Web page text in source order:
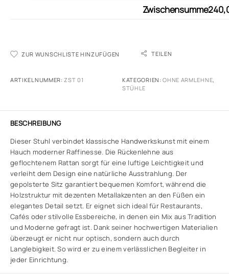
Zwischensumme
ZUR WUNSCHLISTE HINZUFÜGEN TEILEN
ARTIKELNUMMER:ZST 01 KATEGORIEN:OHNE ARMLEHNE,
STÜHLE
BESCHREIBUNG
Dieser Stuhl verbindet klassische Handwerkskunst mit einem
Hauch moderner Raffinesse. Die Rückenlehne aus
geflochtenem Rattan sorgt für eine luftige Leichtigkeit und
verleiht dem Design eine natürliche Ausstrahlung. Der
gepolsterte Sitz garantiert bequemen Komfort, während die
Holzstruktur mit dezenten Metallakzenten an den Füßen ein
elegantes Detail setzt. Er eignet sich ideal für Restaurants,
Cafés oder stilvolle Essbereiche, in denen ein Mix aus Tradition
und Moderne gefragt ist. Dank seiner hochwertigen Materialien
überzeugt er nicht nur optisch, sondern auch durch
Langlebigkeit. So wird er zu einem verlässlichen Begleiter in
jeder Einrichtung.